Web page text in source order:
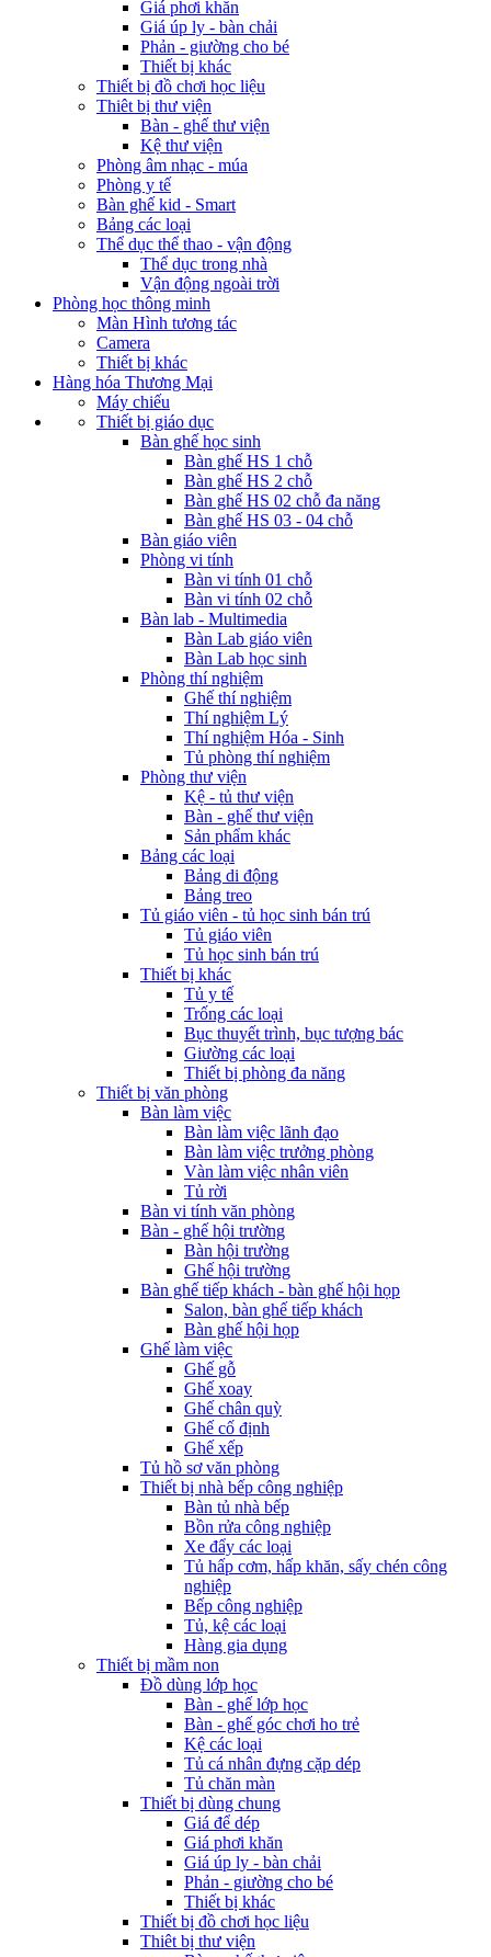
Giá phơi khăn
Giá úp ly - bàn chải
Phản - giường cho bé
Thiết bị khác
Thiết bị đồ chơi học liệu
Thiêt bị thư viện
Bàn - ghế thư viện
Kệ thư viện
Phòng âm nhạc - múa
Phòng y tế
Bàn ghế kid - Smart
Bảng các loại
Thể dục thể thao - vận động
Thể dục trong nhà
Vận động ngoài trời
Phòng học thông minh
Màn Hình tương tác
Camera
Thiết bị khác
Hàng hóa Thương Mại
Máy chiếu
Thiết bị giáo dục
Bàn ghế học sinh
Bàn ghế HS 1 chỗ
Bàn ghế HS 2 chỗ
Bàn ghế HS 02 chỗ đa năng
Bàn ghế HS 03 - 04 chỗ
Bàn giáo viên
Phòng vi tính
Bàn vi tính 01 chỗ
Bàn vi tính 02 chỗ
Bàn lab - Multimedia
Bàn Lab giáo viên
Bàn Lab học sinh
Phòng thí nghiệm
Ghế thí nghiệm
Thí nghiệm Lý
Thí nghiệm Hóa - Sinh
Tủ phòng thí nghiệm
Phòng thư viện
Kệ - tủ thư viện
Bàn - ghế thư viện
Sản phẩm khác
Bảng các loại
Bảng di động
Bảng treo
Tủ giáo viên - tủ học sinh bán trú
Tủ giáo viên
Tủ học sinh bán trú
Thiết bị khác
Tủ y tế
Trống các loại
Bục thuyết trình, bục tượng bác
Giường các loại
Thiết bị phòng đa năng
Thiết bị văn phòng
Bàn làm việc
Bàn làm việc lãnh đạo
Bàn làm việc trưởng phòng
Vàn làm việc nhân viên
Tủ rời
Bàn vi tính văn phòng
Bàn - ghế hội trường
Bàn hội trường
Ghế hội trường
Bàn ghế tiếp khách - bàn ghế hội họp
Salon, bàn ghế tiếp khách
Bàn ghế hội họp
Ghế làm việc
Ghế gỗ
Ghế xoay
Ghế chân quỳ
Ghế cố định
Ghế xếp
Tủ hồ sơ văn phòng
Thiết bị nhà bếp công nghiệp
Bàn tủ nhà bếp
Bồn rửa công nghiệp
Xe đẩy các loại
Tủ hấp cơm, hấp khăn, sấy chén công
nghiệp
Bếp công nghiệp
Tủ, kệ các loại
Hàng gia dụng
Thiết bị mầm non
Đồ dùng lớp học
Bàn - ghế lớp học
Bàn - ghế góc chơi ho trẻ
Kệ các loại
Tủ cá nhân đựng cặp dép
Tủ chăn màn
Thiết bị dùng chung
Giá để dép
Giá phơi khăn
Giá úp ly - bàn chải
Phản - giường cho bé
Thiết bị khác
Thiết bị đồ chơi học liệu
Thiêt bị thư viện